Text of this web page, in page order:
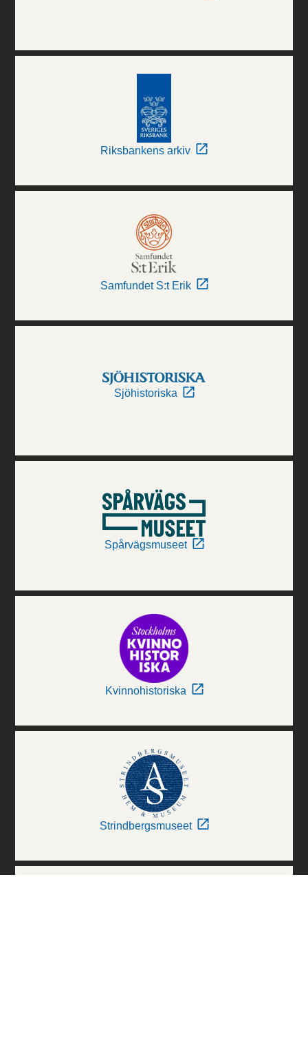
Riksbankens arkiv
Samfundet S:t Erik
Sjöhistoriska
Spårvägsmuseet
Kvinnohistoriska
Strindbergsmuseet